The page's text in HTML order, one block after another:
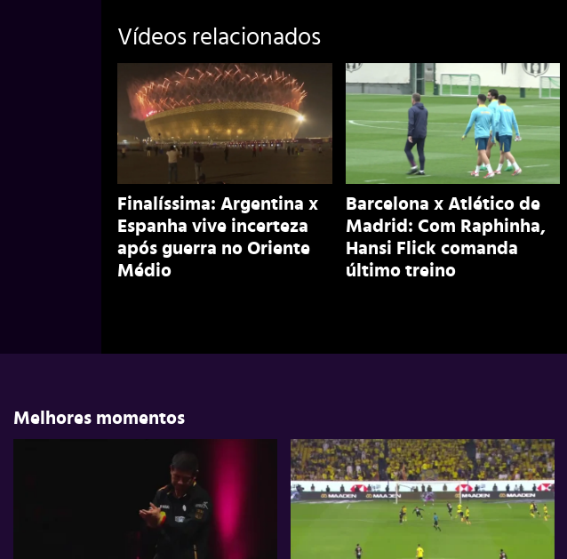
Vídeos relacionados
Finalíssima: Argentina x
Espanha vive incerteza
após guerra no Oriente
Médio
Barcelona x Atlético de
Madrid: Com Raphinha,
Hansi Flick comanda
último treino
Melhores momentos